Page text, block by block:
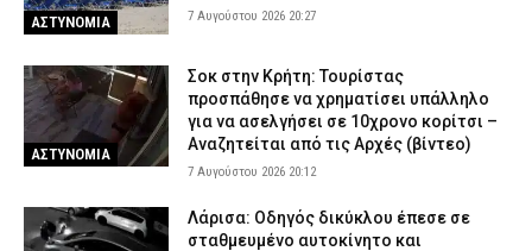
Αττική και Βοιωτία: Πάνω από 110.000 στρέμματα έγιναν
ειδικών
ΕΙΔΗΣΕΙΣ 7 Αυγούστου 2026 14:00
Ρέθυμνο: Εξιχνιάστηκαν δύο εμπρησμοί στον Μυλοπόταμο –
Δικογραφία σε βάρος δύο ανδρών
ΑΣΤΥΝΟΜΙΑ 7 Αυγούστου 2026 20:27
ΑΣΤΥΝΟΜΙΑ
Σοκ στην Κρήτη: Τουρίστας
προσπάθησε να χρηματίσει υπάλληλο
για να ασελγήσει σε 10χρονο κορίτσι –
Αναζητείται από τις Αρχές (βίντεο)
7 Αυγούστου 2026 20:12
Λάρισα: Οδηγός δικύκλου έπεσε σε
σταθμευμένο αυτοκίνητο και